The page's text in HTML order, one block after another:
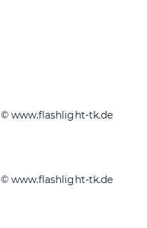
© www.flashlight-tk.de
© www.flashlight-tk.de